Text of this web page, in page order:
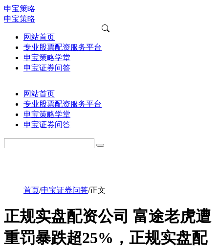
申宝策略
申宝策略
网站首页
专业股票配资服务平台
申宝策略学堂
申宝证券问答
网站首页
专业股票配资服务平台
申宝策略学堂
申宝证券问答
首页/申宝证券问答/正文
正规实盘配资公司 富途老虎遭
重罚暴跌超25%，正规实盘配